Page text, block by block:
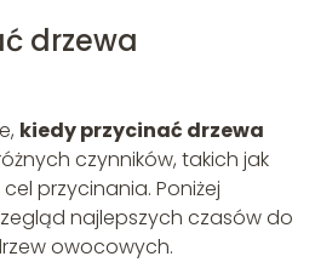
drzewa
kiedy przycinać drzewa
czynników, takich jak
przycinania. Poniżej
najlepszych czasów do
owocowych.